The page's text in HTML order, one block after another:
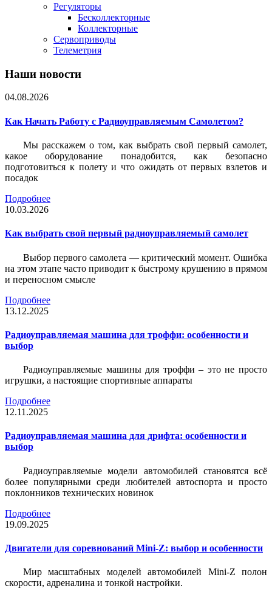
Регуляторы
Бесколлекторные
Коллекторные
Сервоприводы
Телеметрия
Наши новости
04.08.2026
Как Начать Работу с Радиоуправляемым Самолетом?
Мы расскажем о том, как выбрать свой первый самолет,
какое оборудование понадобится, как безопасно
подготовиться к полету и что ожидать от первых взлетов и
посадок
Подробнее
10.03.2026
Как выбрать свой первый радиоуправляемый самолет
Выбор первого самолета — критический момент. Ошибка
на этом этапе часто приводит к быстрому крушению в прямом
и переносном смысле
Подробнее
13.12.2025
Радиоуправляемая машина для троффи: особенности и
выбор
Радиоуправляемые машины для троффи – это не просто
игрушки, а настоящие спортивные аппараты
Подробнее
12.11.2025
Радиоуправляемая машина для дрифта: особенности и
выбор
Радиоуправляемые модели автомобилей становятся всё
более популярными среди любителей автоспорта и просто
поклонников технических новинок
Подробнее
19.09.2025
Двигатели для соревнований Mini-Z: выбор и особенности
Мир масштабных моделей автомобилей Mini-Z полон
скорости, адреналина и тонкой настройки.